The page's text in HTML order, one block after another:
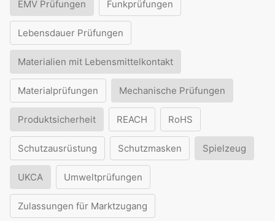
EMV Prüfungen Funkprüfungen
Lebensdauer Prüfungen
Materialien mit Lebensmittelkontakt
Materialprüfungen Mechanische Prüfungen
Produktsicherheit REACH RoHS
Schutzausrüstung Schutzmasken Spielzeug
UKCA Umweltprüfungen
Zulassungen für Marktzugang